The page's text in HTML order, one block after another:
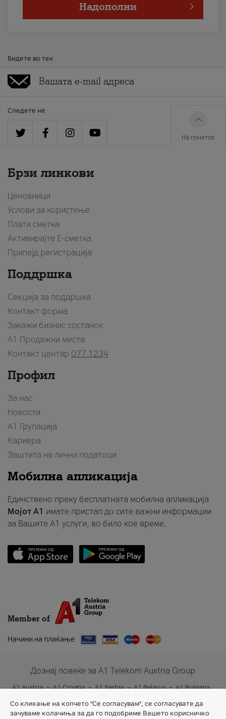
Надополни
Бидете во тек
Следете нè
На почеток
Брзи линкови
Ценовници
Услови за користење
Плати сметка
Активирајте Е-сметка
Припејд регистрација
Поддршка
Секција за поддршка
Контакт форма
Закажи бизнис состанок
A1 Продажни места
Контакт центар 077 1234
Профил
За нас
Новости
А1 Групација
Кариера
Заштита на лични податоци
Мобилна апликација
Единствено преку бесплатната мобилна апликација
Мојот A1 имате пристап до сите важни информации
за Вашите A1 услуги, во било кое време.
Member of
Начини на плаќање
Дознај повеќе за A1 Telekom Austria Group
A1 Austria A1 Croatia A1 Serbia A1 Belarus
A1 Bulgaria
A1 Slovenia
A1 Digital
Со кликање на копчето "Се согласувам", се согласувате да
зачуваме колачиња за да го подобриме Вашето корисничко